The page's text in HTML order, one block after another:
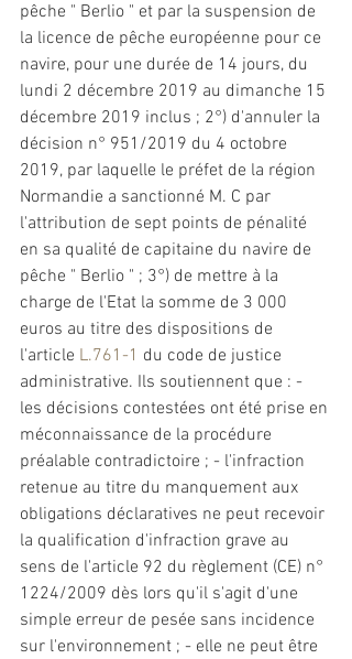
pêche " Berlio " et par la suspension de
la licence de pêche européenne pour ce
navire, pour une durée de 14 jours, du
lundi 2 décembre 2019 au dimanche 15
décembre 2019 inclus ; 2°) d'annuler la
décision n° 951/2019 du 4 octobre
2019, par laquelle le préfet de la région
Normandie a sanctionné M. C par
l'attribution de sept points de pénalité
en sa qualité de capitaine du navire de
pêche " Berlio " ; 3°) de mettre à la
charge de l'Etat la somme de 3 000
euros au titre des dispositions de
l'article L.761-1 du code de justice
administrative. Ils soutiennent que : -
les décisions contestées ont été prise en
méconnaissance de la procédure
préalable contradictoire ; - l'infraction
retenue au titre du manquement aux
obligations déclaratives ne peut recevoir
la qualification d'infraction grave au
sens de l'article 92 du règlement (CE) n°
1224/2009 dès lors qu'il s'agit d'une
simple erreur de pesée sans incidence
sur l'environnement ; - elle ne peut être